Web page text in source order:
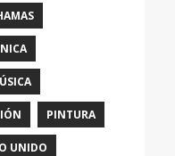
PINTURA
UNIDO